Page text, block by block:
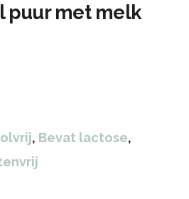
puur met melk
, Bevat lactose,